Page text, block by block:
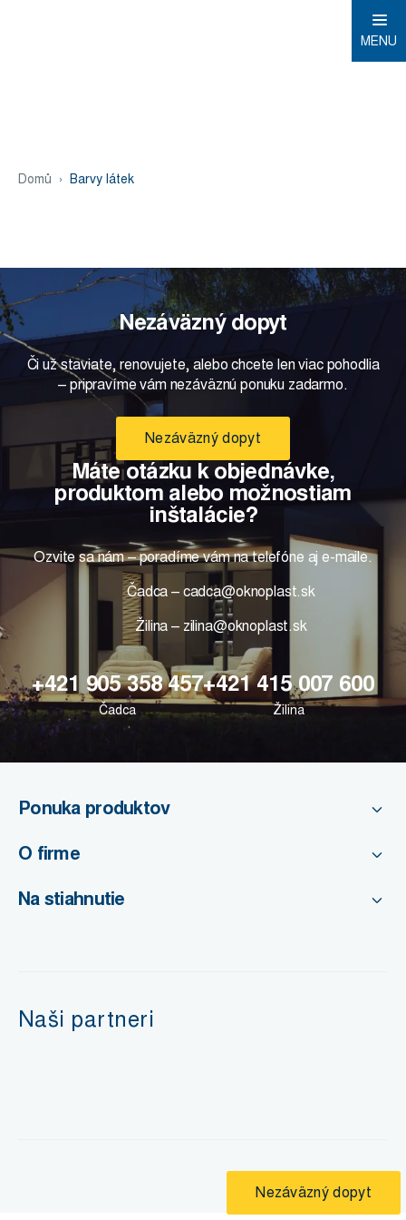
MENU
Domů Barvy látek
Nezáväzný dopyt
Či už staviate, renovujete, alebo chcete len viac pohodlia
– pripravíme vám nezáväznú ponuku zadarmo.
Nezáväzný dopyt
Máte otázku k objednávke,
produktom alebo možnostiam
inštalácie?
Ozvite sa nám – poradíme vám na telefóne aj e-maile.
Čadca – cadca@oknoplast.sk
Žilina – zilina@oknoplast.sk
+421 905 358 457
Čadca
+421 415 007 600
Žilina
Ponuka produktov
O firme
Na stiahnutie
Naši partneri
Nezáväzný dopyt